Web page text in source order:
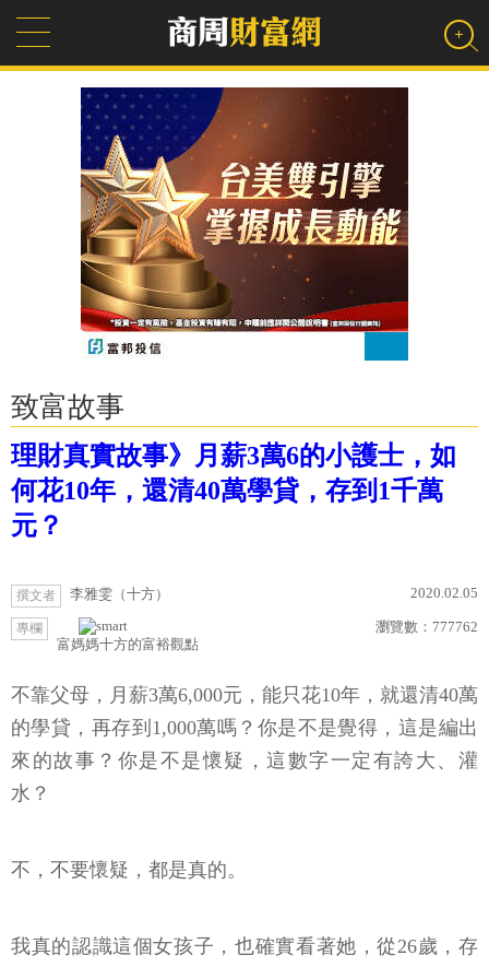
致富故事
理財真實故事》月薪3萬6的小護士，如
何花10年，還清40萬學貸，存到1千萬
元？
撰文者 李雅雯（十方） 2020.02.05
專欄
富媽媽十方的富裕觀點
瀏覽數： 777762
不靠父母，月薪3萬6,000元，能只花10年，就還清40萬
的學貸，再存到1,000萬嗎？你是不是覺得，這是編出
來的故事？你是不是懷疑，這數字一定有誇大、灌
水？
不，不要懷疑，都是真的。
我真的認識這個女孩子，也確實看著她，從26歲，存